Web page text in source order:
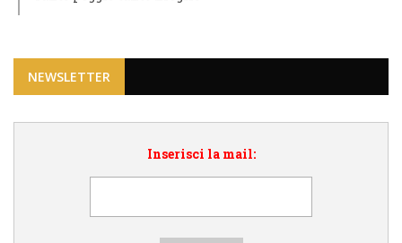
NEWSLETTER
Inserisci la mail: